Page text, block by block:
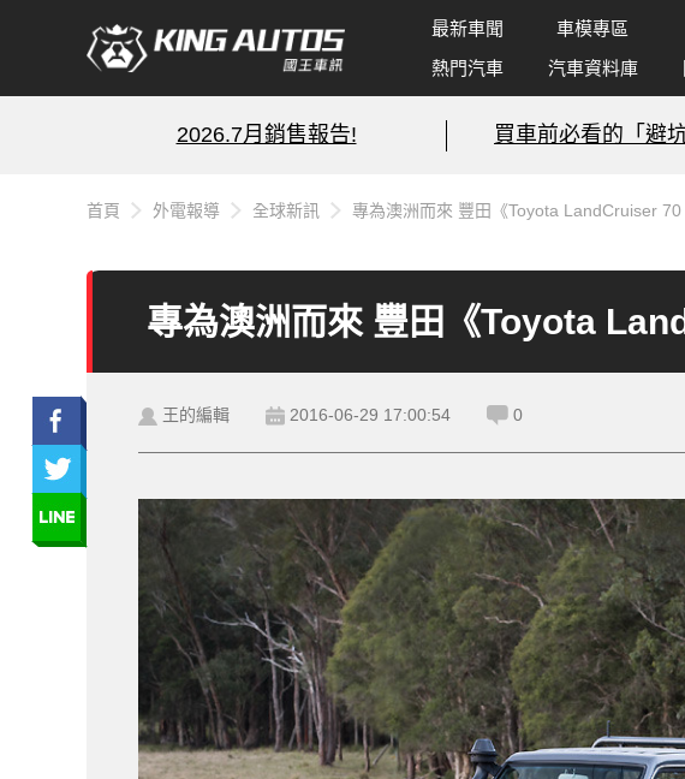
最新車聞 車模專區
熱門汽車
汽車資料庫
2026.7月銷售報告! 買車前必看的「避
首頁 外電報導 全球新訊 專為澳洲而來 豐田《Toyota LandCruiser
專為澳洲而來 豐田《Toyota
王的編輯 2016-06-29 17:00:54 0